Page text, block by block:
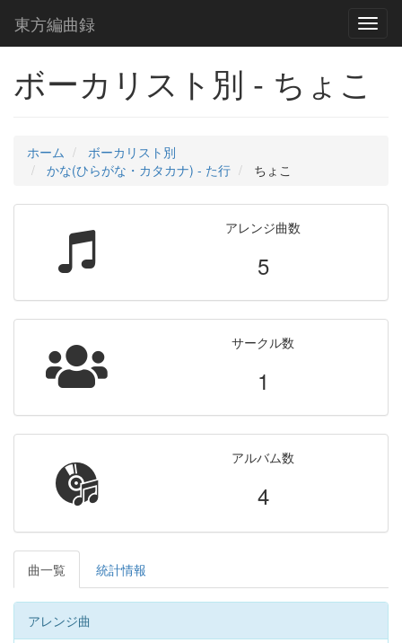
東方編曲録
ボーカリスト別 - ちょこ
ホーム
ボーカリスト別
かな(ひらがな・カタカナ) - た行
ちょこ
アレンジ曲数
5
サークル数
1
アルバム数
4
曲一覧 統計情報
アレンジ曲